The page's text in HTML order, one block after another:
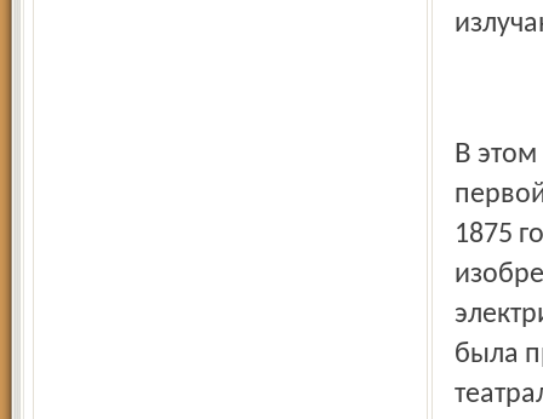
В этом году исполняется 135 лет с момента изобретения
1875
была